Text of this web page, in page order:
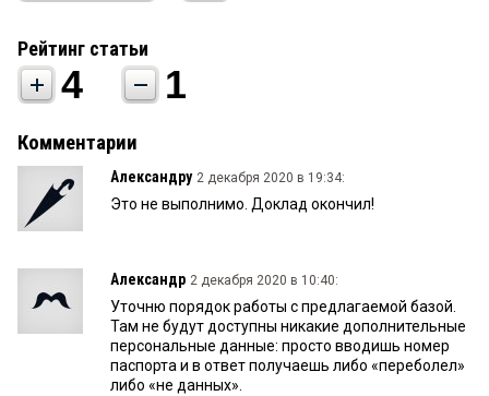
Рейтинг статьи
4 1
Комментарии
Александру 2 декабря 2020 в 19:34:
Это не выполнимо. Доклад окончил!
Александр 2 декабря 2020 в 10:40:
Уточню порядок работы с предлагаемой базой.
Там не будут доступны никакие дополнительные
персональные данные: просто вводишь номер
паспорта и в ответ получаешь либо «переболел»
либо «не данных».